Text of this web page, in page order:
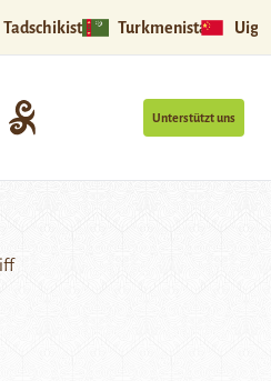
Tadschikistan Turkmenistan
Unterstützt uns